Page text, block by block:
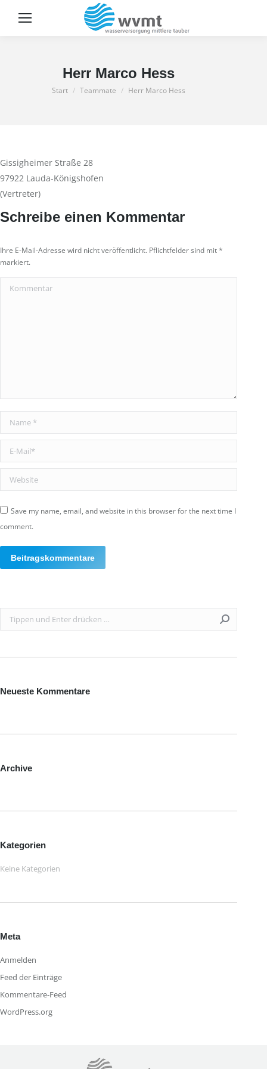
Herr Marco Hess
Sie befinden sich hier:
Start Teammate Herr Marco Hess
Gissigheimer Straße 28
97922 Lauda-Königshofen
(Vertreter)
Schreibe einen Kommentar
Ihre E-Mail-Adresse wird nicht veröffentlicht. Pflichtfelder sind mit*
markiert.
Kommentar
Name *
E-Mail *
Website
Save my name, email, and website in this browser for the next time I
comment.
Beitragskommentare
Search:
Neueste Kommentare
Archive
Kategorien
Keine Kategorien
Meta
Anmelden
Feed der Einträge
Kommentare-Feed
WordPress.org